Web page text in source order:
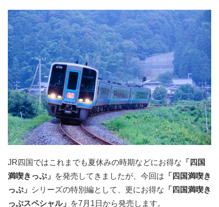
JR四国ではこれまでも夏休みの時期などにお得な 「四国
満喫きっぷ」
を発売してきましたが、今回は 「四国満喫き
っぷ」
シリーズの特別編として、更にお得な 「四国満喫き
っぷスペシャル」
を7月1日から発売します。